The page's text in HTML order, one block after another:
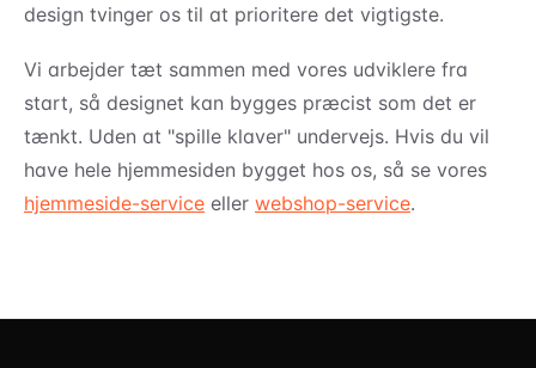
design tvinger os til at prioritere det vigtigste.
Vi arbejder tæt sammen med vores udviklere fra
start, så designet kan bygges præcist som det er
tænkt. Uden at "spille klaver" undervejs. Hvis du vil
have hele hjemmesiden bygget hos os, så se vores
hjemmeside-service eller webshop-service.